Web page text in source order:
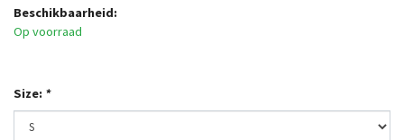
Beschikbaarheid:
Op voorraad
Size: *